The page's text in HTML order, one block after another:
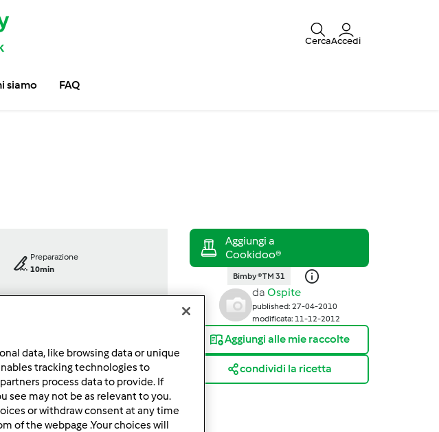
CercaAccedi
siamo FAQ
Preparazione
10min
porzione/porzioni
12pezzo/pezzi
Bimby ® TM 31
da Ospite
published: 27-04-2010
modificata: 11-12-2012
Aggiungi alle mie raccolte
condividi la ricetta
data, like browsing data or unique
tracking technologies to
process data to provide. If
see may not be as relevant to you.
or withdraw consent at any time
of the webpage .Your choices will